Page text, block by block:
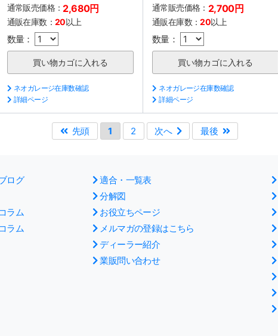
通常販売価格： 2,680円
通販在庫数： 20以上
数量：
ネオガレージ在庫数確認
詳細ページ
通常販売価格： 2,700円
通販在庫数：20以上
数量：
ネオガレージ在庫数確認
詳細ページ
先頭 1 2 次へ 最後
ログ
ラム
ラム
適合・一覧表
分解図
お役立ちページ
メルマガの登録はこちら
ディーラー紹介
業販問い合わせ